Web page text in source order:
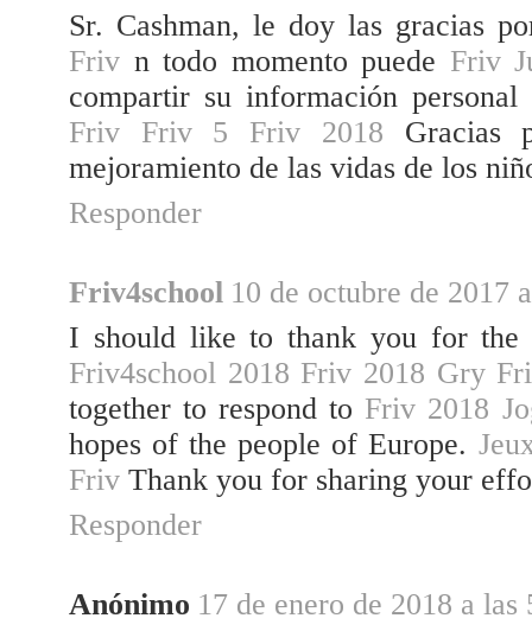
Sr. Cashman, le doy las gracias
Friv n todo momento puede Friv
compartir su información
Friv
Friv 5 Friv 2018 Gracias
mejoramiento de las vidas de los
Responder
Friv4school 10 de octubre de 2017
I should like to thank you for the
Friv4school 2018 Friv 2018 Gry
together to respond to Friv 2018
hopes of the people of Europe.
Friv Thank you for sharing your
Responder
Anónimo 17 de enero de 2018 a las